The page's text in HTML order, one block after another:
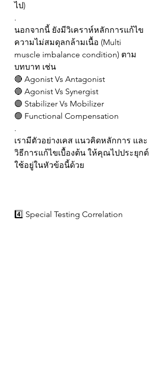
ไป)
.
นอกจากนี้ ยังมีวิเคราห์หลักการแก้ไข
ความไม่สมดุลกล้ามเนื้อ (Multi
muscle imbalance condition) ตาม
บทบาท เช่น
🔴 Agonist Vs Antagonist
🔵 Agonist Vs Synergist
🟣 Stabilizer Vs Mobilizer
🟢 Functional Compensation
.
เรามีตัวอย่างเคส แนวคิดหลักการ และ
วิธีการแก้ไขเบื้องต้น ให้คุณไปประยุกต์
ใช้อยู่ในหัวข้อนี้ด้วย
4️⃣ Special Testing Correlation